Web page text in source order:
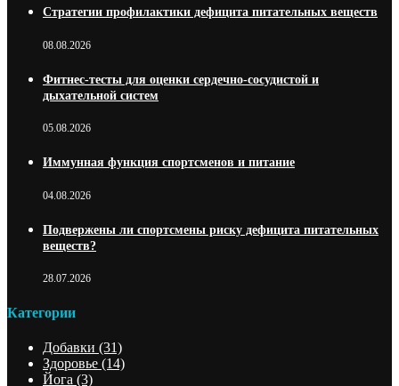
Стратегии профилактики дефицита питательных веществ
08.08.2026
Фитнес-тесты для оценки сердечно-сосудистой и
дыхательной систем
05.08.2026
Иммунная функция спортсменов и питание
04.08.2026
Подвержены ли спортсмены риску дефицита питательных
веществ?
28.07.2026
Категории
Добавки (31)
Здоровье (14)
Йога (3)